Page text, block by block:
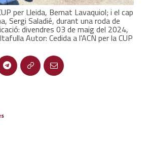
per Lleida, Bernat Lavaquiol; i el cap
Sergi Saladié, durant una roda de
divendres 03 de maig del 2024,
Autor: Cedida a l'ACN per la CUP